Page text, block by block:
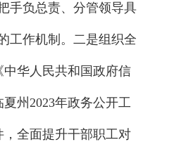
手负总责、分管领导具
工作机制。二是组织全
华人民共和国政府信
州2023年政务公开工
全面提升干部职工对